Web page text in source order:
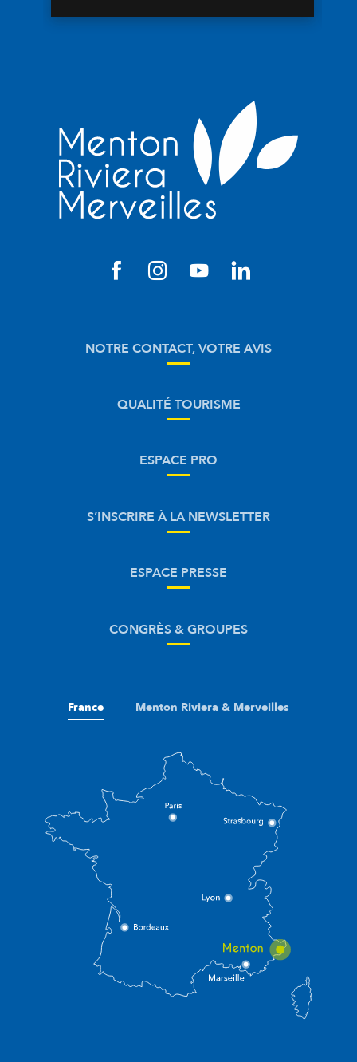
NOTRE CONTACT, VOTRE AVIS
QUALITÉ TOURISME
ESPACE PRO
S’INSCRIRE À LA NEWSLETTER
ESPACE PRESSE
CONGRÈS & GROUPES
France Menton Riviera & Merveilles